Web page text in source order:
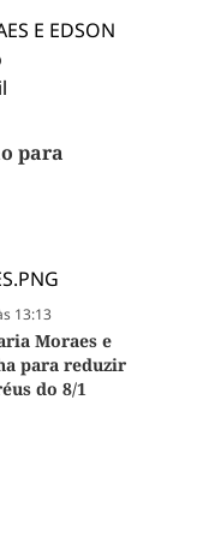
para
13:13
Moraes e
para reduzir
do 8/1